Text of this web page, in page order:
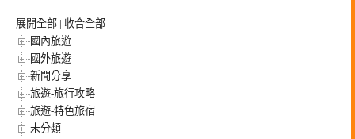
展開全部 | 收合全部
國內旅遊
國外旅遊
新聞分享
旅遊-旅行攻略
旅遊-特色旅宿
未分類